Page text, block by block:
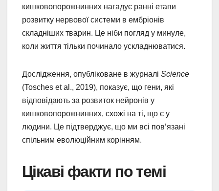
кишковопорожнинних нагадує ранні етапи
розвитку нервової системи в ембріонів
складніших тварин. Це ніби погляд у минуле,
коли життя тільки починало ускладнюватися.
Дослідження, опубліковане в журналі Science
(Tosches et al., 2019), показує, що гени, які
відповідають за розвиток нейронів у
кишковопорожнинних, схожі на ті, що є у
людини. Це підтверджує, що ми всі пов’язані
спільним еволюційним корінням.
Цікаві факти по темі